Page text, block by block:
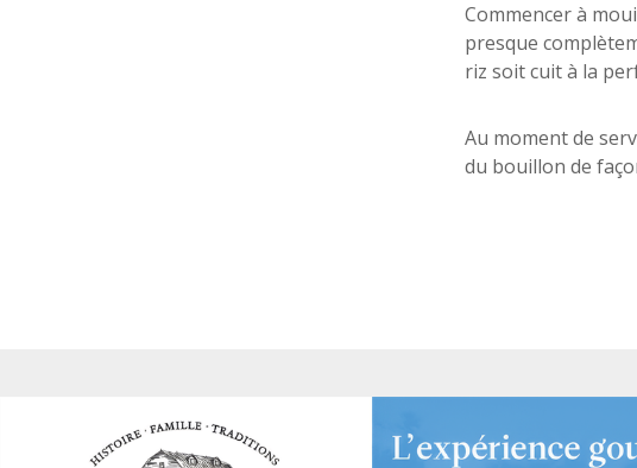
Commencer à
presque
riz soit cuit à la
Au moment de
du bouillon de